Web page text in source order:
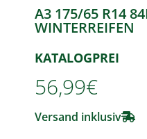
A3 175/65 R14
WINTERREIFEN
KATALOGPREI
56,99€
Versand inklusiv